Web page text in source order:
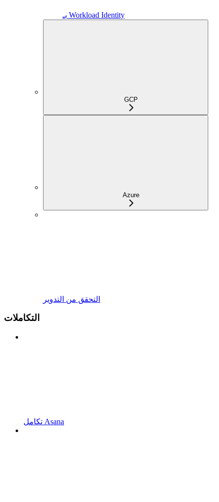
بـ Workload Identity
GCP
Azure
التحقق من التدوير
التكاملات
تكامل Asana